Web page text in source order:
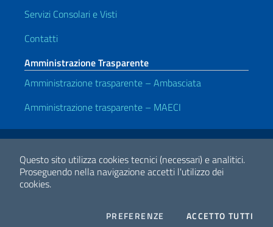
Questo sito utilizza cookies tecnici (necessari) e analitici.
Proseguendo nella navigazione accetti l'utilizzo dei
cookies.
PREFERENZE COOKIESACCETTO TUTTI
Servizi Consolari e Visti
Contatti
Amministrazione Trasparente
Amministrazione trasparente – Ambasciata
Amministrazione trasparente – MAECI
Link Utili